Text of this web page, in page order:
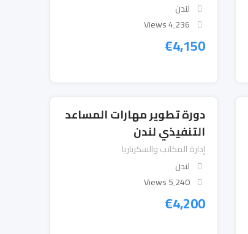
لندن
4٬236 Views
€4,150
دورة تطوير مهارات المساعد
التنفيذي لندن
إدارة المكاتب والسكرتاريا
لندن
5٬240 Views
€4,200